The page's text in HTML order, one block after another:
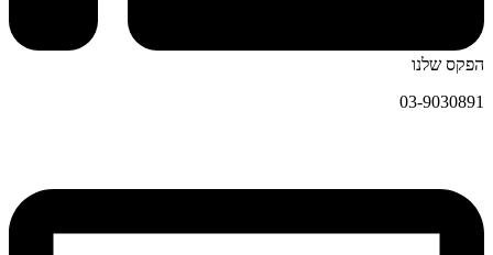
הפקס שלנו
03-9030891